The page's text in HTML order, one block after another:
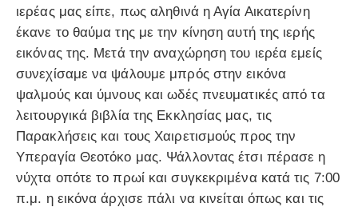
ιερέας μας είπε, πως αληθινά η Αγία Αικατερίνη
έκανε το θαύμα της με την κίνηση αυτή της ιερής
εικόνας της. Μετά την αναχώρηση του ιερέα εμείς
συνεχίσαμε να ψάλουμε μπρός στην εικόνα
ψαλμούς και ύμνους και ωδές πνευματικές από τα
λειτουργικά βιβλία της Εκκλησίας μας, τις
Παρακλήσεις και τους Χαιρετισμούς προς την
Υπεραγία Θεοτόκο μας. Ψάλλοντας έτσι πέρασε η
νύχτα οπότε το πρωί και συγκεκριμένα κατά τις 7:00
π.μ. η εικόνα άρχισε πάλι να κινείται όπως και τις